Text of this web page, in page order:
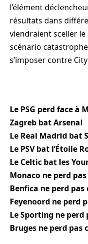
l’élément
résultats dans
viendraient sceller
scénario
s’imposer contre
Le PSG perd face à
Zagreb bat Arsenal
Le Real Madrid bat
Le PSV bat l’Étoile
Le Celtic bat les
Monaco ne perd
Benfica ne perd
Feyenoord ne perd
Le Sporting ne perd
Bruges ne perd pas